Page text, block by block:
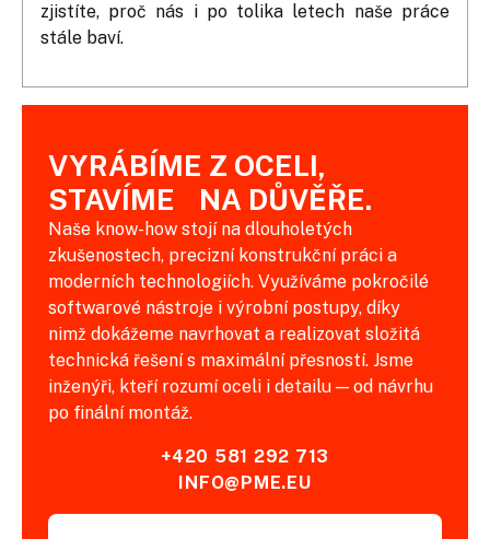
VYRÁBÍME Z OCELI,
STAVÍME NA DŮVĚŘE.
Naše know-how stojí na dlouholetých
zkušenostech, precizní konstrukční práci a
moderních technologiích. Využíváme pokročilé
softwarové nástroje i výrobní postupy, díky
nimž dokážeme navrhovat a realizovat složitá
technická řešení s maximální přesností. Jsme
inženýři, kteří rozumí oceli i detailu — od návrhu
po finální montáž.
+420 581 292 713
INFO@PME.EU
zjistíte, proč nás i po tolika letech naše práce
stále baví.